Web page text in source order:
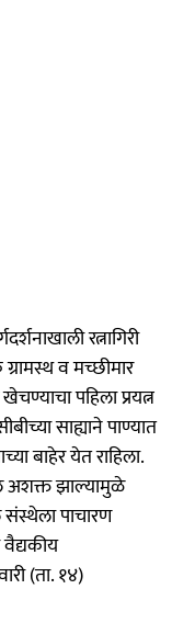
रत्नागिरी
ग्रामस्थ व मच्छीमार
पहिला प्रयत्न
साह्याने पाण्यात
बाहेर येत राहिला.
अशक्त झाल्यामुळे
संस्थेला पाचारण
(ता. १४)